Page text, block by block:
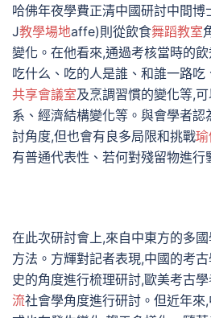
哈佛年夜學費正清中國研討中間
J教學場地affe)則從飲食舞蹈教室
變化。在他看來,通過考核當時的
吃什么、吃的人是誰、和誰一路
共享會議室及烹調習慣的變化等,
系、經濟結構變化等。與會學者
討角度,但也會有良多局限和挑戰
有普通代表性、若何對殘留物進行
在此次研討會上,來自中東方的多
方法。方輝對記者表現,中國的考
史的角度進行梳理研討,歐美考古
流社會學角度進行研討。但近年來